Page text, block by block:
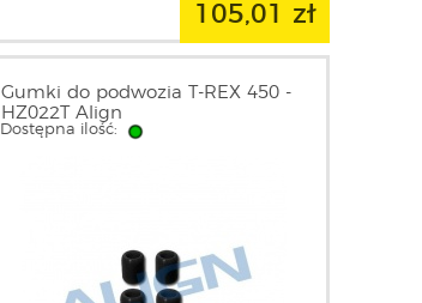
105,01 zł
Gumki do podwozia T-REX 450 -
HZ022T Align
Dostępna ilość: